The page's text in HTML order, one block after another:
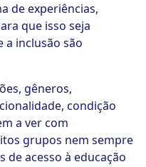
de experiências,
que isso seja
a inclusão são
gêneros,
condição
a ver com
grupos nem sempre
acesso à educação